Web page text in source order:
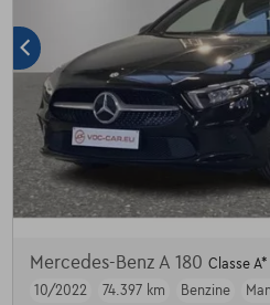
Mercedes-Benz A 180 Classe
10/2022
74.397 km Benzine